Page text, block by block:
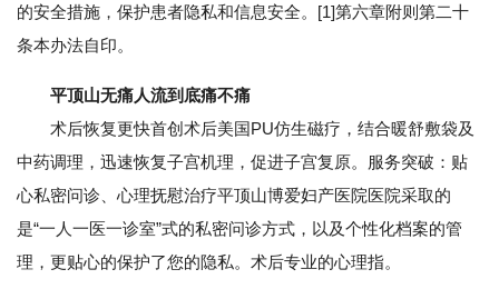
的安全措施，保护患者隐私和信息安全。[1]第六章附则第二十
条本办法自印。
平顶山无痛人流到底痛不痛
术后恢复更快首创术后美国PU仿生磁疗，结合暖舒敷袋及
中药调理，迅速恢复子宫机理，促进子宫复原。服务突破：贴
心私密问诊、心理抚慰治疗平顶山博爱妇产医院医院采取的
是“一人一医一诊室”式的私密问诊方式，以及个性化档案的管
理，更贴心的保护了您的隐私。术后专业的心理指。